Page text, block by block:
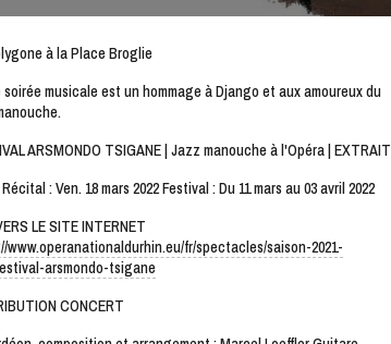
à la Place Broglie
musicale est un hommage à Django et aux amoureux du
ARSMONDO TSIGANE | Jazz manouche à l'Opéra | EXTRAIT
: Ven. 18 mars 2022 Festival : Du 11 mars au 03 avril 2022
LE SITE INTERNET
www.operanationaldurhin.eu/fr/spectacles/saison-2021-
arsmondo-tsigane
CONCERT